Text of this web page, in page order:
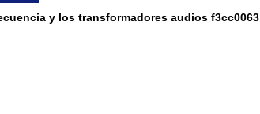
y los transformadores audios f3cc0063